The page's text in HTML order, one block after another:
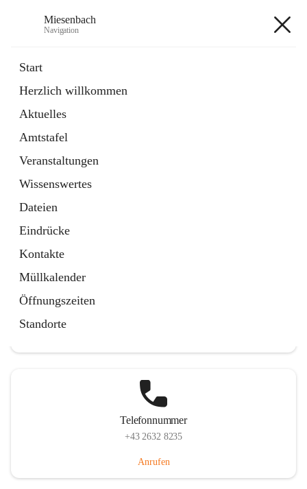
Miesenbach
Navigation
Start
Herzlich willkommen
Aktuelles
Amtstafel
Veranstaltungen
Wissenswertes
Dateien
Eindrücke
Kontakte
Müllkalender
Öffnungszeiten
Standorte
Externe Webseite
in
Tab
Region Schneebergland
Externe Webseite
öffnet
in
neuem
Tab
Telefonnummer
+43 2632 8235
Anrufen